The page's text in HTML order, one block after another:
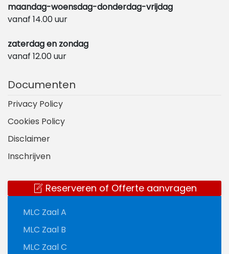
maandag-woensdag-donderdag-vrijdag
vanaf 14.00 uur
zaterdag en zondag
vanaf 12.00 uur
Documenten
Privacy Policy
Cookies Policy
Disclaimer
Inschrijven
Reserveren of Offerte aanvragen
MLC Zaal A
MLC Zaal B
MLC Zaal C